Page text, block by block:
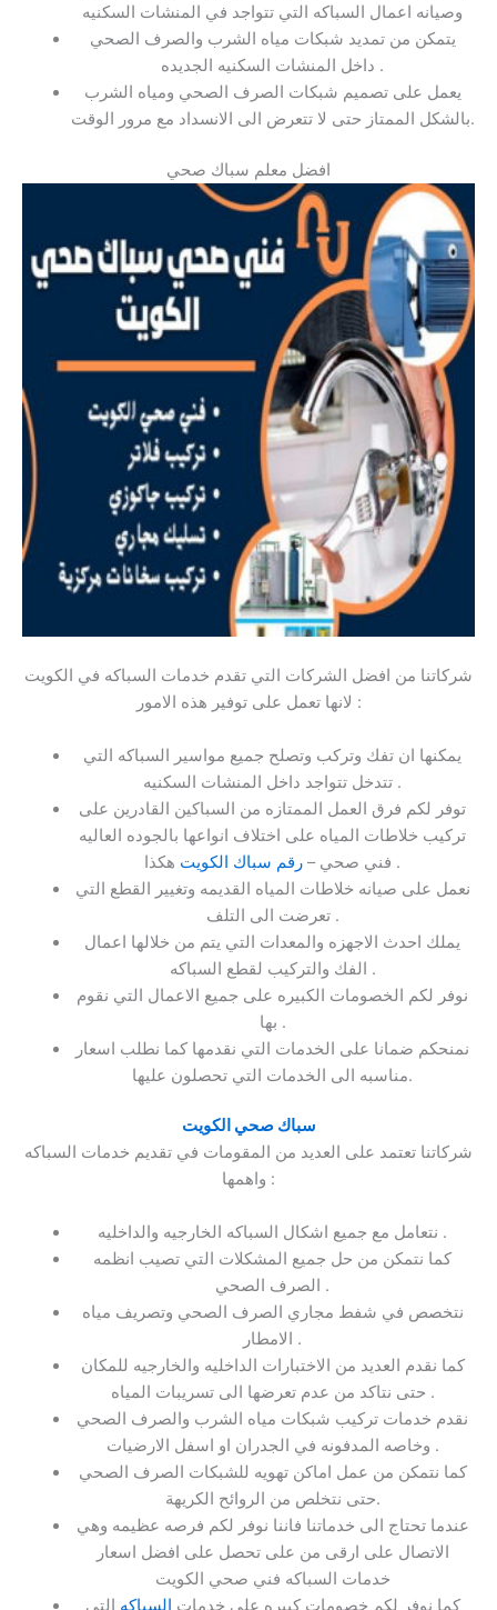
وصيانه اعمال السباكه التي تتواجد في المنشات السكنيه
يتمكن من تمديد شبكات مياه الشرب والصرف الصحي
داخل المنشات السكنيه الجديده .
يعمل على تصميم شبكات الصرف الصحي ومياه الشرب
بالشكل الممتاز حتى لا تتعرض الى الانسداد مع مرور الوقت.
افضل معلم سباك صحي
شركاتنا من افضل الشركات التي تقدم خدمات السباكه في الكويت
لانها تعمل على توفير هذه الامور :
يمكنها ان تفك وتركب وتصلح جميع مواسير السباكه التي
تتدخل تتواجد داخل المنشات السكنيه .
توفر لكم فرق العمل الممتازه من السباكين القادرين على
تركيب خلاطات المياه على اختلاف انواعها بالجوده العاليه
فني صحي – رقم سباك الكويت
هكذا .
نعمل على صيانه خلاطات المياه القديمه وتغيير القطع التي
تعرضت الى التلف .
يملك احدث الاجهزه والمعدات التي يتم من خلالها اعمال
الفك والتركيب لقطع السباكه .
نوفر لكم الخصومات الكبيره على جميع الاعمال التي نقوم
بها .
نمنحكم ضمانا على الخدمات التي نقدمها كما نطلب اسعار
مناسبه الى الخدمات التي تحصلون عليها.
سباك صحي الكويت
شركاتنا تعتمد على العديد من المقومات في تقديم خدمات السباكه
واهمها :
نتعامل مع جميع اشكال السباكه الخارجيه والداخليه .
كما نتمكن من حل جميع المشكلات التي تصيب انظمه
الصرف الصحي .
نتخصص في شفط مجاري الصرف الصحي وتصريف مياه
الامطار .
كما نقدم العديد من الاختبارات الداخليه والخارجيه للمكان
حتى نتاكد من عدم تعرضها الى تسريبات المياه .
نقدم خدمات تركيب شبكات مياه الشرب والصرف الصحي
وخاصه المدفونه في الجدران او اسفل الارضيات .
كما نتمكن من عمل اماكن تهويه للشبكات الصرف الصحي
حتى نتخلص من الروائح الكريهة.
عندما تحتاج الى خدماتنا فاننا نوفر لكم فرصه عظيمه وهي
الاتصال على ارقى من على تحصل على افضل اسعار
خدمات السباكه فني صحي الكويت
كما نوفر لكم خصومات كبيره على خدمات السباكه التي